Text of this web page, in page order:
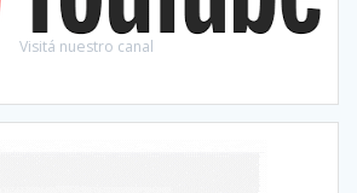
Visitá nuestro canal